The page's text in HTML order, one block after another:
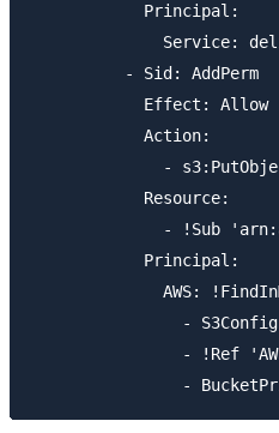
            Principal:
Service:
          - Sid: AddPerm
            Effect: Allow
            Action:
-
            Resource:
- !Sub
            Principal:
AWS:
                - S3Config
- !Ref